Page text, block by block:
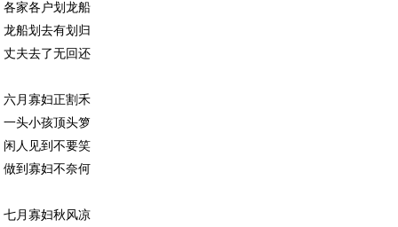
各家各户划龙船
龙船划去有划归
丈夫去了无回还
六月寡妇正割禾
一头小孩顶头箩
闲人见到不要笑
做到寡妇不奈何
七月寡妇秋风凉